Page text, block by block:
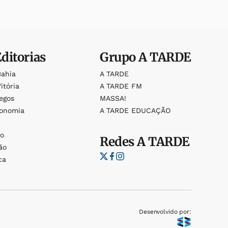
GrupoA TARDE
A TARDE
A TARDE FM
MASSA!
A TARDE EDUCAÇÃO
RedesA TARDE
Desenvolvido por: